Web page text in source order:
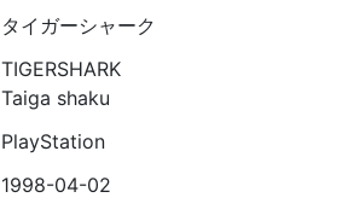
タイガーシャーク
TIGERSHARK
Taiga shaku
PlayStation
1998-04-02